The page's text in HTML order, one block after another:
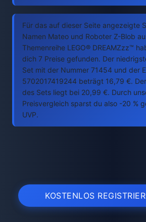
Für das auf dieser Seite angezeigte
Namen Mateo und Roboter Z-Blob
Themenreihe LEGO® DREAMZzz™
dich 7 Preise gefunden. Der
Set mit der Nummer 71454 und der
5702017419244 beträgt 16,79 €.
des Sets liegt bei 20,99 €. Durch
Preisvergleich sparst du also -20 %
UVP.
KOSTENLOS